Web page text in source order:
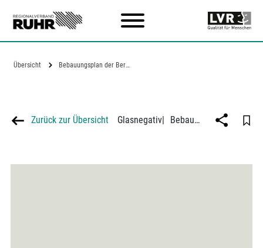
Übersicht Bebauungsplan der Bergmannssiedlung Mont…
Zurück zur Übersicht Glasnegativ| Bebauungsplan der Bergmannssiedlung Mont Cenis an der Mont-Cenis-Straße in Herne-Sodingen, Architekt Georg Metzendorf